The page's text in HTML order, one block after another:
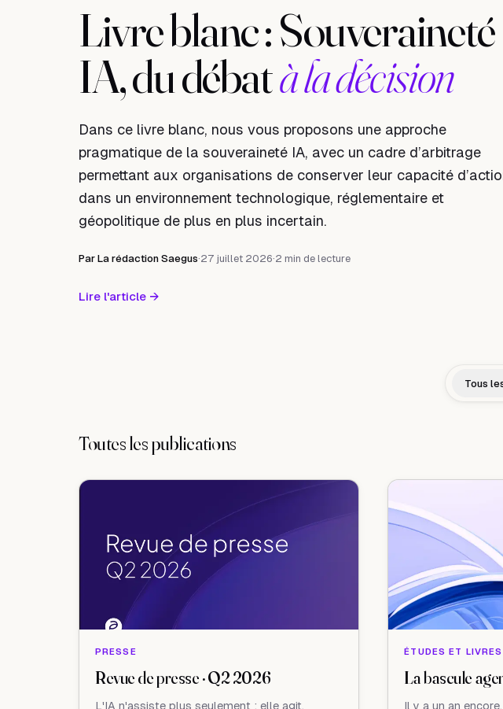
Livre blanc : Souveraineté
IA, du débatà la décision
Dans ce livre blanc, nous vous proposons une approche
pragmatique de la souveraineté IA, avec un cadre d’arbitrage
permettant aux organisations de conserver leur capacité
dans un environnement technologique, réglementaire et
géopolitique de plus en plus incertain.
Par La rédaction Saegus·27 juillet 2026·2 min de lecture
Lire l'article →
Tous
Toutes les publications
PRESSE
Revue de presse · Q2 2026
L'IA n'assiste plus seulement : elle agit.
ÉTUDES ET
La bascule
Il y a un an